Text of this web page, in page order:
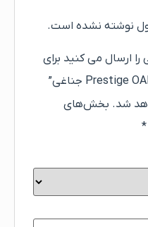
نوشته نشده است.
ارسال می کنید برای
شد. بخش‌های
*